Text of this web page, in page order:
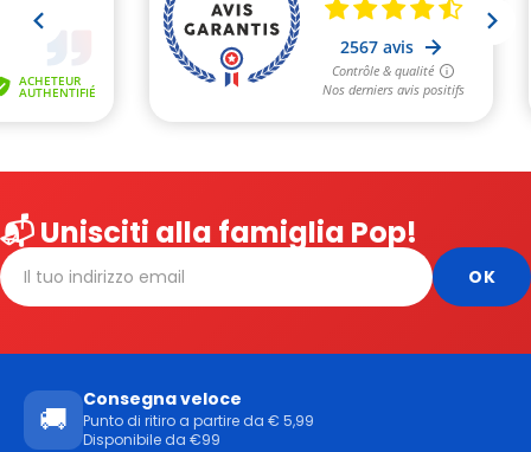
📬 Unisciti alla famiglia Pop!
🚚
Consegna veloce
Punto di ritiro a partire da € 5,99
Disponibile da €99